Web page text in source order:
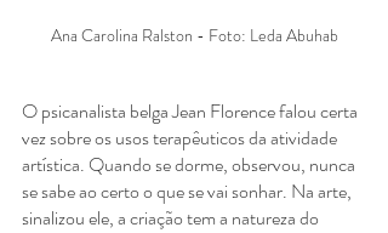
Ana Carolina Ralston - Foto: Leda Abuhab
O psicanalista belga Jean Florence falou certa
vez sobre os usos terapêuticos da atividade
artística. Quando se dorme, observou, nunca
se sabe ao certo o que se vai sonhar. Na arte,
sinalizou ele, a criação tem a natureza do